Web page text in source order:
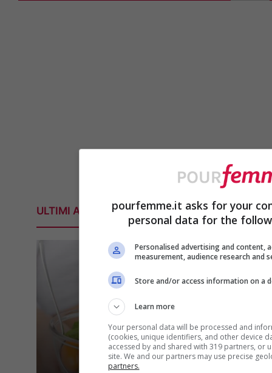
ULTIMI ARTICOLIpourfemme.it asks for your
personal data for the
Personalised advertising and content,
measurement, audience research and
Store and/or access information on a
Learn more
Your personal data will be processed and
(cookies, unique identifiers, and other device
accessed by and shared with 319 partners, or
site. We and our partners may use precise
partners.